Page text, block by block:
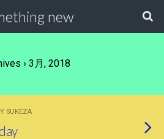
new
› 3月, 2018
SUKEZA